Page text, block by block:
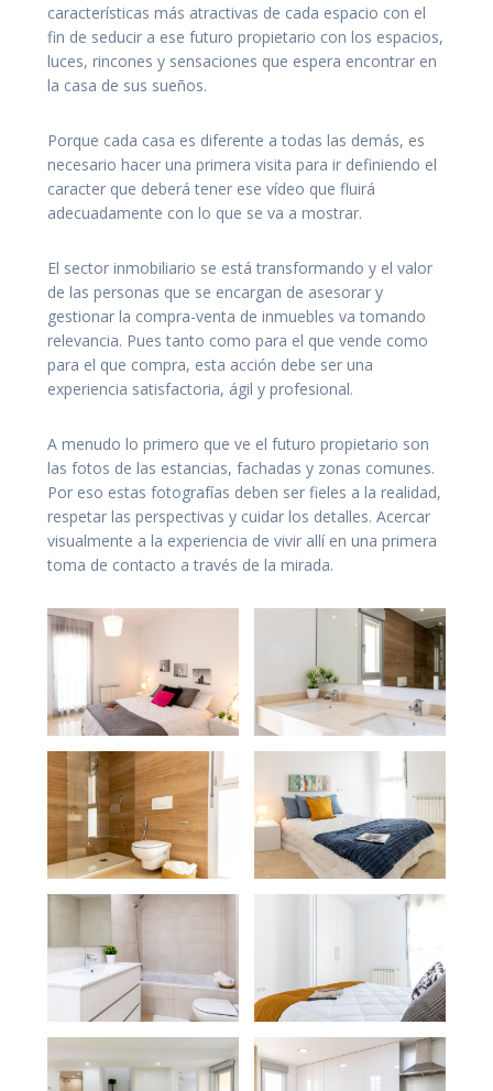
características más atractivas de cada espacio con el
fin de seducir a ese futuro propietario con los espacios,
luces, rincones y sensaciones que espera encontrar en
la casa de sus sueños.
Porque cada casa es diferente a todas las demás, es
necesario hacer una primera visita para ir definiendo el
caracter que deberá tener ese vídeo que fluirá
adecuadamente con lo que se va a mostrar.
El sector inmobiliario se está transformando y el valor
de las personas que se encargan de asesorar y
gestionar la compra-venta de inmuebles va tomando
relevancia. Pues tanto como para el que vende como
para el que compra, esta acción debe ser una
experiencia satisfactoria, ágil y profesional.
A menudo lo primero que ve el futuro propietario son
las fotos de las estancias, fachadas y zonas comunes.
Por eso estas fotografías deben ser fieles a la realidad,
respetar las perspectivas y cuidar los detalles. Acercar
visualmente a la experiencia de vivir allí en una primera
toma de contacto a través de la mirada.